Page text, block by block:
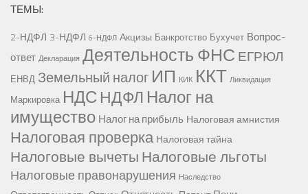
ТЕМЫ:
2-НДФЛ 3-НДФЛ 6-НДФЛ Акцизы Банкротство Бухучет Вопрос-
ответ Декларация Деятельность ФНС ЕГРЮЛ
ЕНВД Земельный налог ИП КИК ККТ Ликвидация
Маркировка НДС НДФЛ Налог на
имущество Налог на прибыль Налоговая амнистия
Налоговая проверка Налоговая тайна
Налоговые вычетыНалоговые льготы
Налоговые правонарушения Наследство